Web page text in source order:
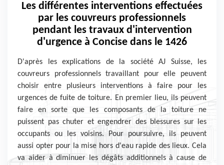
Les différentes interventions effectuées
par les couvreurs professionnels
pendant les travaux d'intervention
d'urgence à Concise dans le 1426
D'après les explications de la société AJ Suisse, les
couvreurs professionnels travaillant pour elle peuvent
choisir entre plusieurs interventions à faire pour les
urgences de fuite de toiture. En premier lieu, ils peuvent
faire en sorte que les composants de la toiture ne
puissent pas chuter et engendrer des blessures sur les
occupants ou les voisins. Pour poursuivre, ils peuvent
aussi opter pour la mise hors d'eau rapide des lieux. Cela
va aider à diminuer les dégâts additionnels à cause de